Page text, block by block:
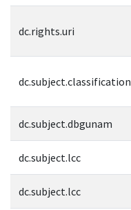
dc.rights.uri
dc.subject.classification
dc.subject.dbgunam
dc.subject.lcc
dc.subject.lcc